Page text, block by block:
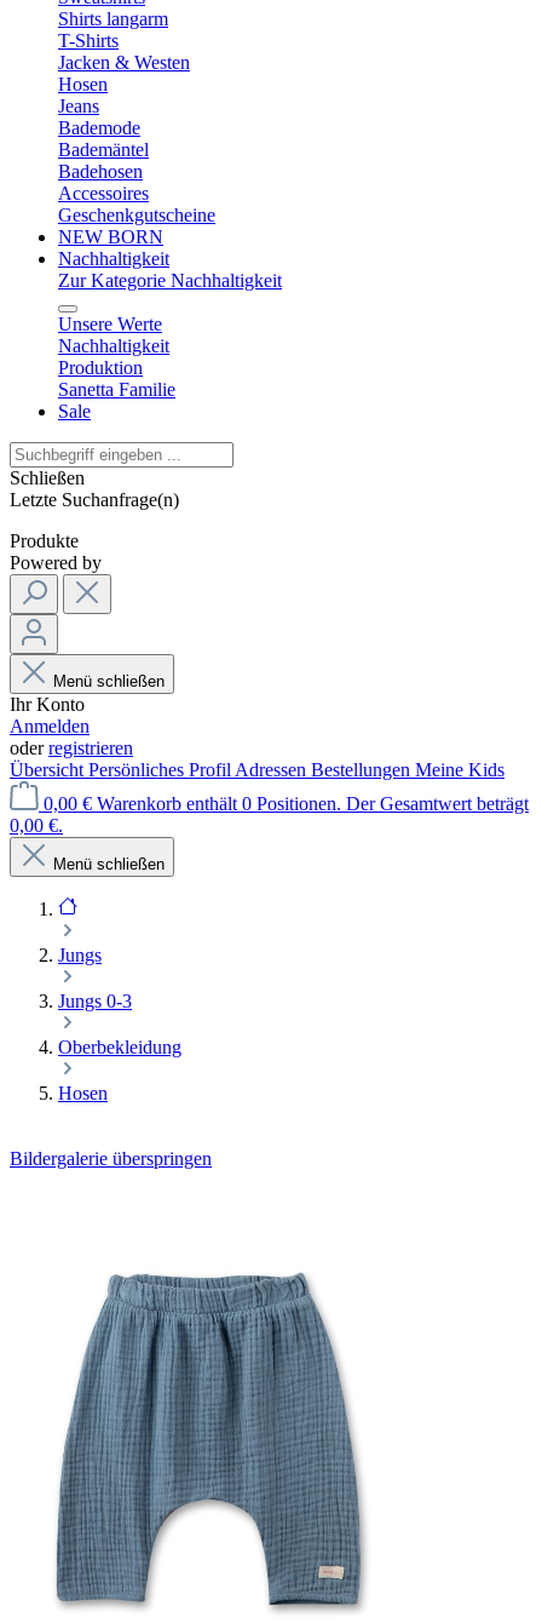
Shirts langarm
T-Shirts
Jacken & Westen
Hosen
Jeans
Bademode
Bademäntel
Badehosen
Accessoires
Geschenkgutscheine
NEW BORN
Nachhaltigkeit
Zur Kategorie Nachhaltigkeit
Unsere Werte
Nachhaltigkeit
Produktion
Sanetta Familie
Sale
Schließen
Letzte Suchanfrage(n)
Produkte
Powered by
Menü schließen
Ihr Konto
Anmelden
oderregistrieren
Übersicht Persönliches Profil Adressen Bestellungen Meine Kids
0,00 € Warenkorb enthält 0 Positionen. Der Gesamtwert beträgt
0,00 €.
Menü schließen
Jungs
Jungs 0-3
Oberbekleidung
Hosen
Bildergalerie überspringen